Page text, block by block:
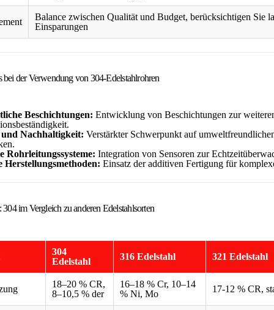
Balance zwischen Qualität und Budget, berücksichtigen Sie
Einsparungen
bei der Verwendung von 304-Edelstahlrohren
Beschichtungen: Entwicklung von Beschichtungen zur
Nachhaltigkeit: Verstärkter Schwerpunkt auf
Rohrleitungssysteme: Integration von Sensoren zur
Herstellungsmethoden: Einsatz der additiven Fertigung für
304 im Vergleich zu anderen Edelstahlsorten
304
Edelstahl
316 Edelstahl 321 Edelstahl
18–20 % CR,
8–10,5 % der
16–18 % Cr, 10–14
% Ni, Mo
17-12 % CR,